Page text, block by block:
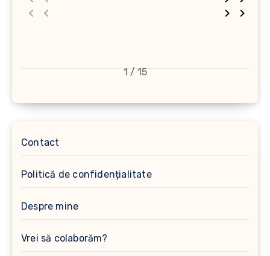
1 / 15
Contact
Politică de confidențialitate
Despre mine
Vrei să colaborăm?